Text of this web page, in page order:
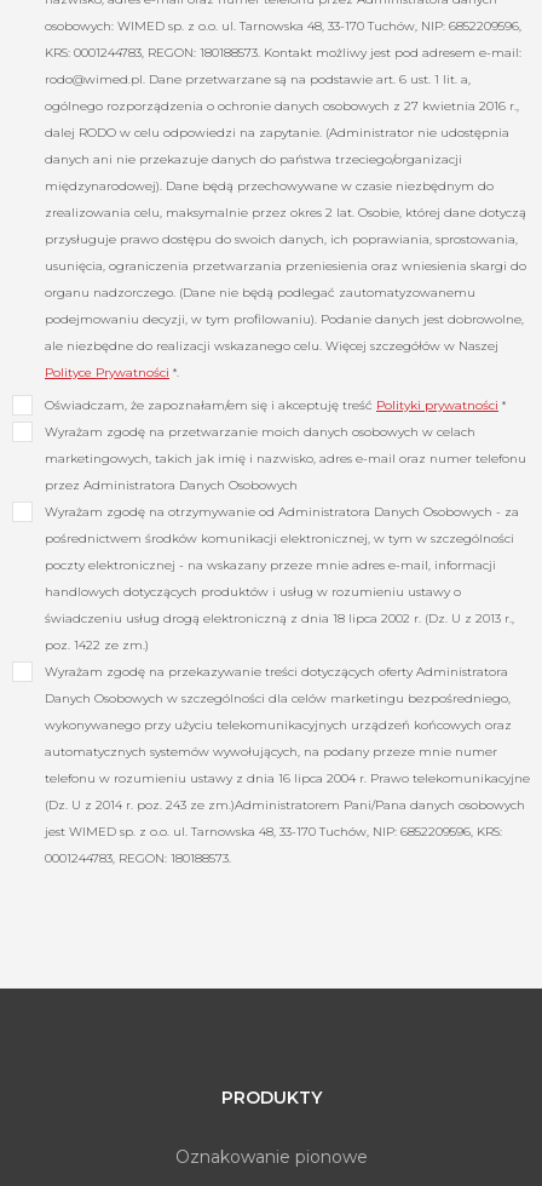
osobowych: WIMED sp. z o.o. ul. Tarnowska 48, 33-170 Tuchów, NIP: 6852209596,
KRS: 0001244783, REGON: 180188573. Kontakt możliwy jest pod adresem e-mail:
rodo@wimed.pl. Dane przetwarzane są na podstawie art. 6 ust. 1 lit. a,
ogólnego rozporządzenia o ochronie danych osobowych z 27 kwietnia 2016 r.,
dalej RODO w celu odpowiedzi na zapytanie. (Administrator nie udostępnia
danych ani nie przekazuje danych do państwa trzeciego/organizacji
międzynarodowej). Dane będą przechowywane w czasie niezbędnym do
zrealizowania celu, maksymalnie przez okres 2 lat. Osobie, której dane dotyczą
przysługuje prawo dostępu do swoich danych, ich poprawiania, sprostowania,
usunięcia, ograniczenia przetwarzania przeniesienia oraz wniesienia skargi do
organu nadzorczego. (Dane nie będą podlegać zautomatyzowanemu
podejmowaniu decyzji, w tym profilowaniu). Podanie danych jest dobrowolne,
ale niezbędne do realizacji wskazanego celu. Więcej szczegółów w Naszej
Polityce Prywatności *.
Oświadczam, że zapoznałam/em się i akceptuję treść Polityki prywatności *
Wyrażam zgodę na przetwarzanie moich danych osobowych w celach
marketingowych, takich jak imię i nazwisko, adres e-mail oraz numer telefonu
przez Administratora Danych Osobowych
Wyrażam zgodę na otrzymywanie od Administratora Danych Osobowych - za
pośrednictwem środków komunikacji elektronicznej, w tym w szczególności
poczty elektronicznej - na wskazany przeze mnie adres e-mail, informacji
handlowych dotyczących produktów i usług w rozumieniu ustawy o
świadczeniu usług drogą elektroniczną z dnia 18 lipca 2002 r. (Dz. U z 2013 r.,
poz. 1422 ze zm.)
Wyrażam zgodę na przekazywanie treści dotyczących oferty Administratora
Danych Osobowych w szczególności dla celów marketingu bezpośredniego,
wykonywanego przy użyciu telekomunikacyjnych urządzeń końcowych oraz
automatycznych systemów wywołujących, na podany przeze mnie numer
telefonu w rozumieniu ustawy z dnia 16 lipca 2004 r. Prawo telekomunikacyjne
(Dz. U z 2014 r. poz. 243 ze zm.)Administratorem Pani/Pana danych osobowych
jest WIMED sp. z o.o. ul. Tarnowska 48, 33-170 Tuchów, NIP: 6852209596, KRS:
0001244783, REGON: 180188573.
PRODUKTY
Oznakowanie pionowe